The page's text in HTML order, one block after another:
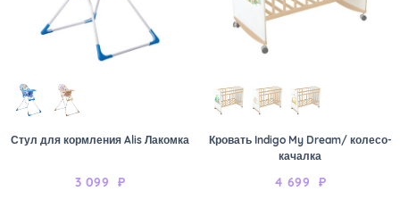
Стул для кормления Alis Лакомка
3 099 ₽
Кровать Indigo My Dream/ колесо-
качалка
4 699 ₽